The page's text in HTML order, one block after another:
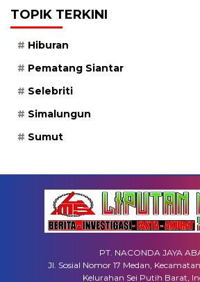
TOPIK TERKINI
Hiburan
Pematang Siantar
Selebriti
Simalungun
Sumut
PT. NACONDA JAYA
Jl. Sosial Nomor 17 Medan,
Kelurahan Sei Putih Barat,